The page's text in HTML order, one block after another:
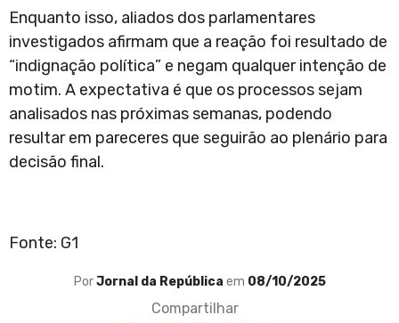
Enquanto isso, aliados dos parlamentares
investigados afirmam que a reação foi resultado de
“indignação política” e negam qualquer intenção de
motim. A expectativa é que os processos sejam
analisados nas próximas semanas, podendo
resultar em pareceres que seguirão ao plenário para
decisão final.
Fonte: G1
PorJornal da República em 08/10/2025
Compartilhar